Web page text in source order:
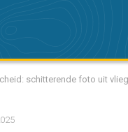
schitterende foto uit